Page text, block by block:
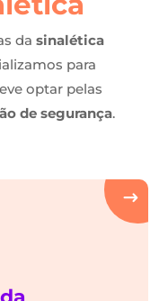
da sinalética
para
optar pelas
de segurança.